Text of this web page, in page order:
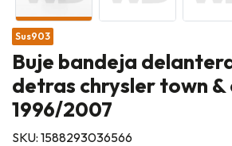
Sus903
Buje bandeja
detras chrysler town &
1996/2007
SKU: 1588293036566